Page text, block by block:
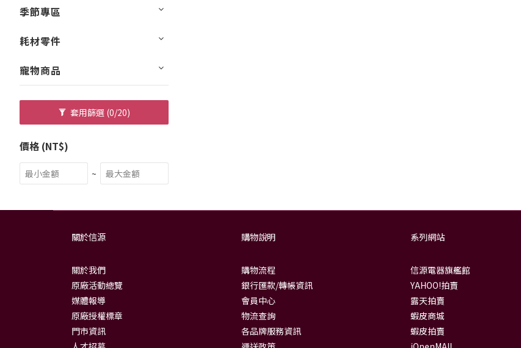
季節專區
耗材零件
寵物商品
套用篩選 (0/20)
價格 (NT$)
~
關於信源
關於我們
原廠活動總覽
媒體報導
原廠授權標章
門市資訊
購物說明
購物流程
銀行匯款/轉帳資訊
會員中心
物流查詢
各品牌服務資訊
系列網站
信源電器旗艦館
YAHOO!拍賣
露天拍賣
蝦皮商城
蝦皮拍賣